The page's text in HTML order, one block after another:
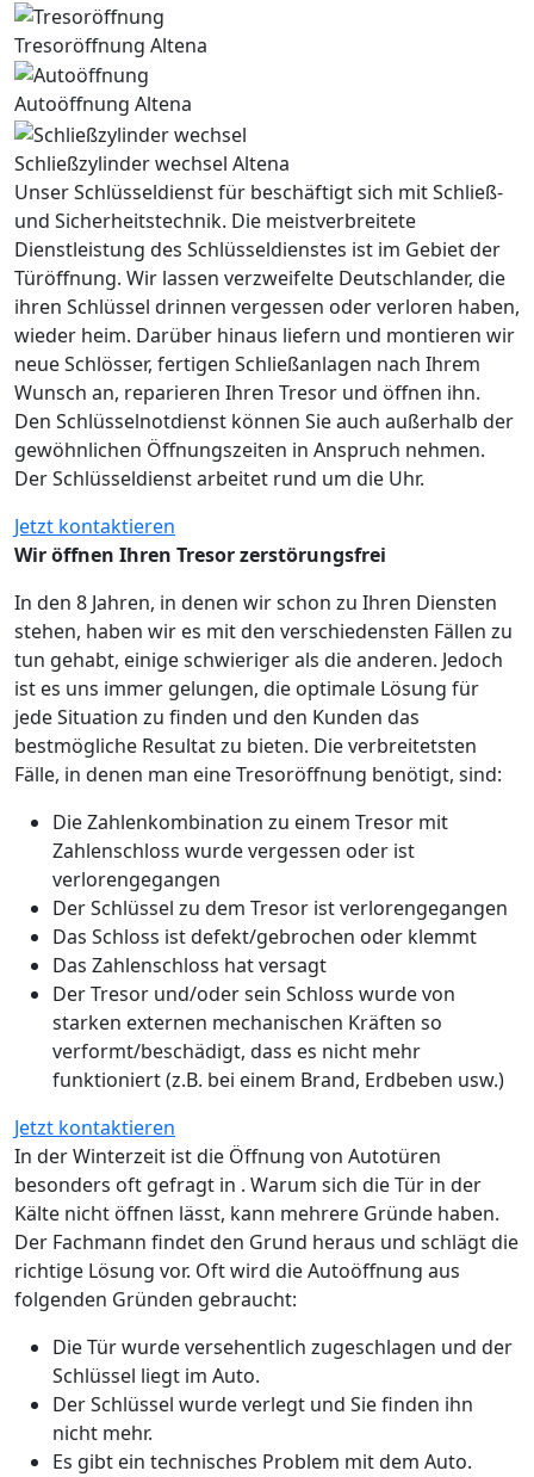
Tresoröffnung Altena
Autoöffnung Altena
Schließzylinder wechsel Altena
Unser Schlüsseldienst für beschäftigt sich mit Schließ-
und Sicherheitstechnik. Die meistverbreitete
Dienstleistung des Schlüsseldienstes ist im Gebiet der
Türöffnung. Wir lassen verzweifelte Deutschlander, die
ihren Schlüssel drinnen vergessen oder verloren haben,
wieder heim. Darüber hinaus liefern und montieren wir
neue Schlösser, fertigen Schließanlagen nach Ihrem
Wunsch an, reparieren Ihren Tresor und öffnen ihn.
Den Schlüsselnotdienst können Sie auch außerhalb der
gewöhnlichen Öffnungszeiten in Anspruch nehmen.
Der Schlüsseldienst arbeitet rund um die Uhr.
Jetzt kontaktieren
Wir öffnen Ihren Tresor zerstörungsfrei
In den 8 Jahren, in denen wir schon zu Ihren Diensten
stehen, haben wir es mit den verschiedensten Fällen zu
tun gehabt, einige schwieriger als die anderen. Jedoch
ist es uns immer gelungen, die optimale Lösung für
jede Situation zu finden und den Kunden das
bestmögliche Resultat zu bieten. Die verbreitetsten
Fälle, in denen man eine Tresoröffnung benötigt, sind:
Die Zahlenkombination zu einem Tresor mit
Zahlenschloss wurde vergessen oder ist
verlorengegangen
Der Schlüssel zu dem Tresor ist verlorengegangen
Das Schloss ist defekt/gebrochen oder klemmt
Das Zahlenschloss hat versagt
Der Tresor und/oder sein Schloss wurde von
starken externen mechanischen Kräften so
verformt/beschädigt, dass es nicht mehr
funktioniert (z.B. bei einem Brand, Erdbeben usw.)
Jetzt kontaktieren
In der Winterzeit ist die Öffnung von Autotüren
besonders oft gefragt in . Warum sich die Tür in der
Kälte nicht öffnen lässt, kann mehrere Gründe haben.
Der Fachmann findet den Grund heraus und schlägt die
richtige Lösung vor. Oft wird die Autoöffnung aus
folgenden Gründen gebraucht:
Die Tür wurde versehentlich zugeschlagen und der
Schlüssel liegt im Auto.
Der Schlüssel wurde verlegt und Sie finden ihn
nicht mehr.
Es gibt ein technisches Problem mit dem Auto.